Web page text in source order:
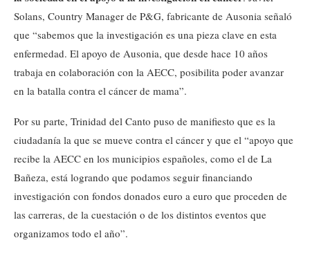
Solans, Country Manager de P&G, fabricante de Ausonia señaló
que “sabemos que la investigación es una pieza clave en esta
enfermedad. El apoyo de Ausonia, que desde hace 10 años
trabaja en colaboración con la AECC, posibilita poder avanzar
en la batalla contra el cáncer de mama”.
Por su parte, Trinidad del Canto puso de manifiesto que es la
ciudadanía la que se mueve contra el cáncer y que el “apoyo que
recibe la AECC en los municipios españoles, como el de La
Bañeza, está logrando que podamos seguir financiando
investigación con fondos donados euro a euro que proceden de
las carreras, de la cuestación o de los distintos eventos que
organizamos todo el año”.